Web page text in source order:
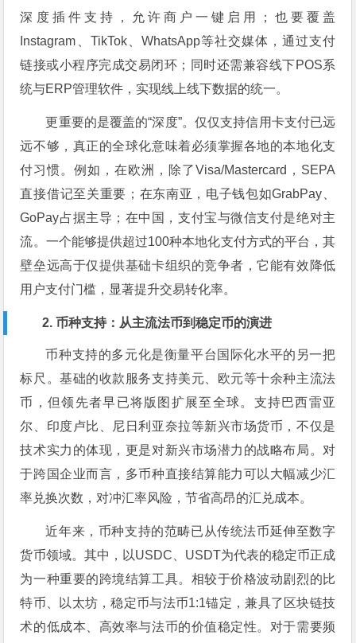
深度插件支持，允许商户一键启用；也要覆盖
Instagram、TikTok、WhatsApp等社交媒体，通过支付
链接或小程序完成交易闭环；同时还需兼容线下POS系
统与ERP管理软件，实现线上线下数据的统一。
更重要的是覆盖的“深度”。仅仅支持信用卡支付已远
远不够，真正的全球化意味着必须掌握各地的本地化支
付习惯。例如，在欧洲，除了Visa/Mastercard，SEPA
直接借记至关重要；在东南亚，电子钱包如GrabPay、
GoPay占据主导；在中国，支付宝与微信支付是绝对主
流。一个能够提供超过100种本地化支付方式的平台，其
壁垒远高于仅提供基础卡组织的竞争者，它能有效降低
用户支付门槛，显著提升交易转化率。
2. 币种支持：从主流法币到稳定币的演进
币种支持的多元化是衡量平台国际化水平的另一把
标尺。基础的收款服务支持美元、欧元等十余种主流法
币，但领先者早已将版图扩展至全球。支持巴西雷亚
尔、印度卢比、尼日利亚奈拉等新兴市场货币，不仅是
技术实力的体现，更是对新兴市场潜力的战略布局。对
于跨国企业而言，多币种直接结算能力可以大幅减少汇
率兑换次数，对冲汇率风险，节省高昂的汇兑成本。
近年来，币种支持的范畴已从传统法币延伸至数字
货币领域。其中，以USDC、USDT为代表的稳定币正成
为一种重要的跨境结算工具。相较于价格波动剧烈的比
特币、以太坊，稳定币与法币1:1锚定，兼具了区块链技
术的低成本、高效率与法币的价值稳定性。对于需要频